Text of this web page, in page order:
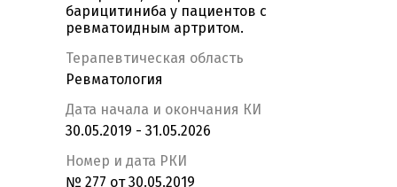
барицитиниба у пациентов с
ревматоидным артритом.
Терапевтическая область
Ревматология
Дата начала и окончания КИ
30.05.2019 - 31.05.2026
Номер и дата РКИ
№ 277 от 30.05.2019